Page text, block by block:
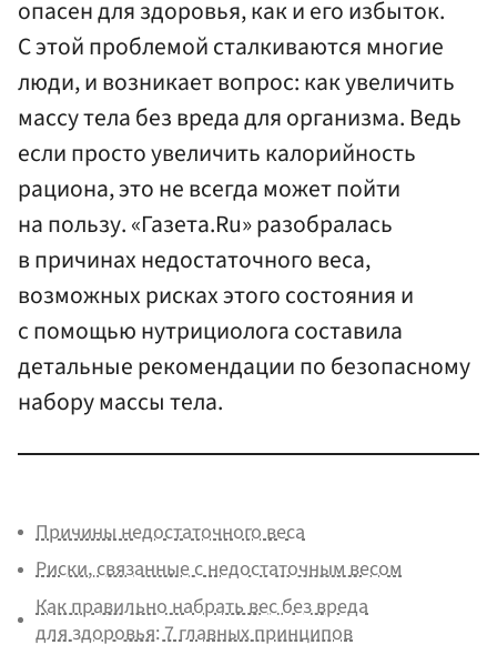
опасен для здоровья, как и его избыток.
С этой проблемой сталкиваются многие
люди, и возникает вопрос: как увеличить
массу тела без вреда для организма. Ведь
если просто увеличить калорийность
рациона, это не всегда может пойти
на пользу. «Газета.Ru» разобралась
в причинах недостаточного веса,
возможных рисках этого состояния и
с помощью нутрициолога составила
детальные рекомендации по безопасному
набору массы тела.
Причины недостаточного веса
Риски, связанные с недостаточным весом
Как правильно набрать вес без вреда
для здоровья: 7 главных принципов